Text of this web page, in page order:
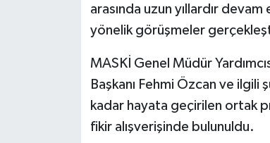
arasında uzun yıllardır
yönelik görüşmeler
MASKİ Genel Müdür
Başkanı Fehmi Özcan ve
kadar hayata geçirilen ortak
fikir alışverişinde bulunuldu.